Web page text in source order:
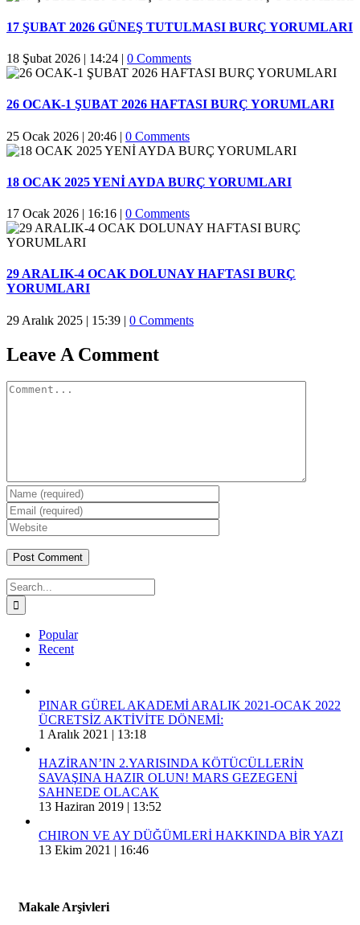
17 ŞUBAT 2026 GÜNEŞ TUTULMASI BURÇ YORUMLARI
18 Şubat 2026 | 14:24 | 0 Comments
26 OCAK-1 ŞUBAT 2026 HAFTASI BURÇ YORUMLARI
25 Ocak 2026 | 20:46 | 0 Comments
18 OCAK 2025 YENİ AYDA BURÇ YORUMLARI
17 Ocak 2026 | 16:16 | 0 Comments
29 ARALIK-4 OCAK DOLUNAY HAFTASI BURÇ
YORUMLARI
29 Aralık 2025 | 15:39 | 0 Comments
Leave A Comment
Comment
Search
for:
Popular
Recent
PINAR GÜREL AKADEMİ ARALIK 2021-OCAK 2022
ÜCRETSİZ AKTİVİTE DÖNEMİ:
1 Aralık 2021 | 13:18
HAZİRAN’IN 2.YARISINDA KÖTÜCÜLLERİN
SAVAŞINA HAZIR OLUN! MARS GEZEGENİ
SAHNEDE OLACAK
13 Haziran 2019 | 13:52
CHIRON VE AY DÜĞÜMLERİ HAKKINDA BİR YAZI
13 Ekim 2021 | 16:46
Makale Arşivleri